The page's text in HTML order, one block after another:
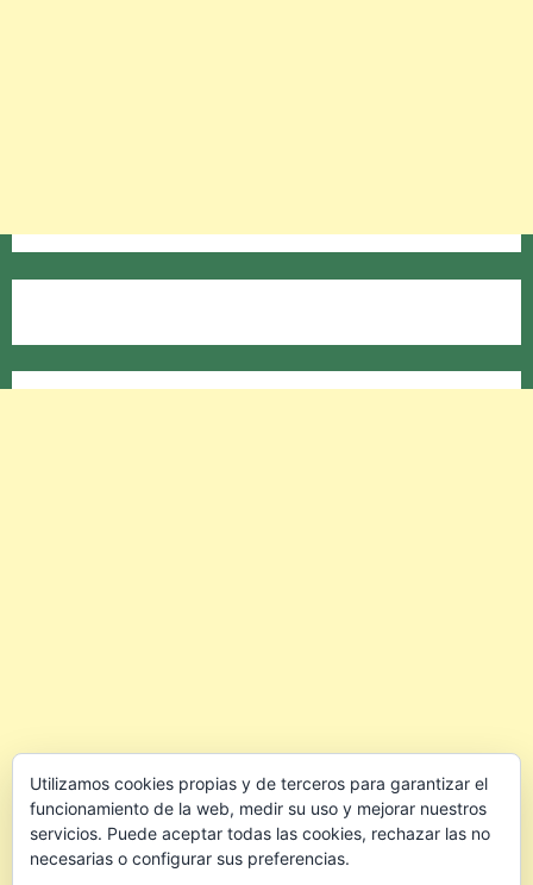
Utilizamos cookies propias y de terceros para garantizar el
funcionamiento de la web, medir su uso y mejorar nuestros
servicios. Puede aceptar todas las cookies, rechazar las no
necesarias o configurar sus preferencias.